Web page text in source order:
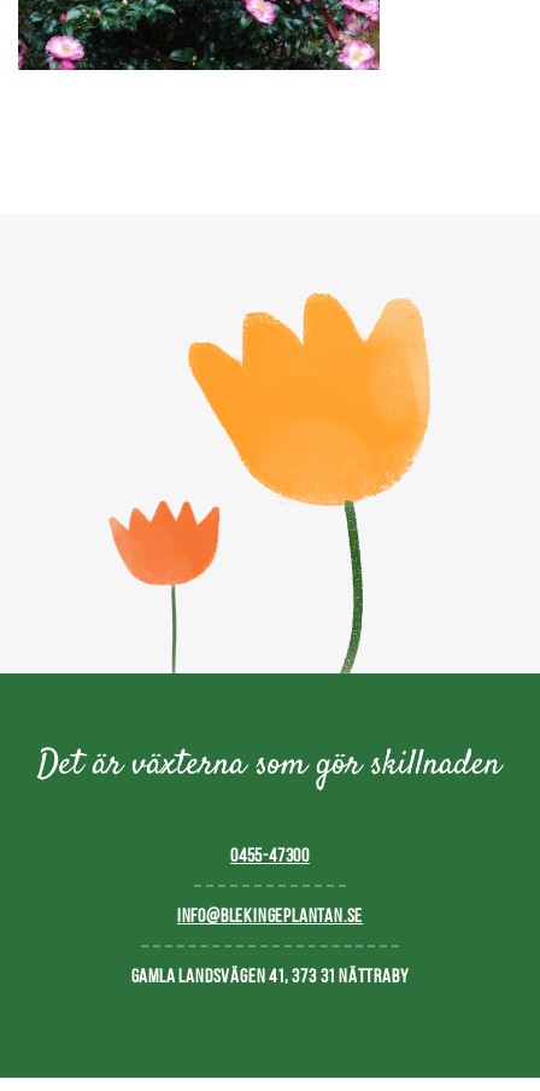
0455-47300
INFO@BLEKINGEPLANTAN.SE
GAMLA LANDSVÄGEN 41, 373 31 NÄTTRABY